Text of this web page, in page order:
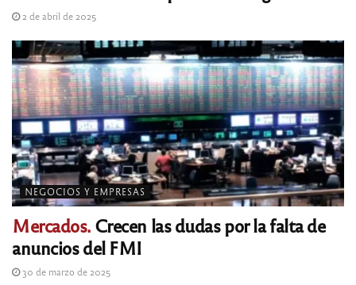
2 de abril de 2025
NEGOCIOS Y EMPRESAS
Mercados. Crecen las dudas por la falta de
anuncios del FMI
30 de marzo de 2025